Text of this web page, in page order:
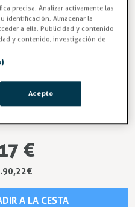
24/48h
(mm)
€
€
A LA CESTA
precisa. Analizar activamente las
identificación. Almacenar la
a ella. Publicidad y contenido
y contenido, investigación de
Acepto